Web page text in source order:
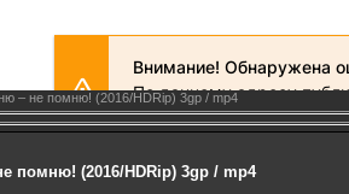
– не помню! (2016/HDRip) 3gp / mp4
помню! (2016/HDRip) 3gp / mp4